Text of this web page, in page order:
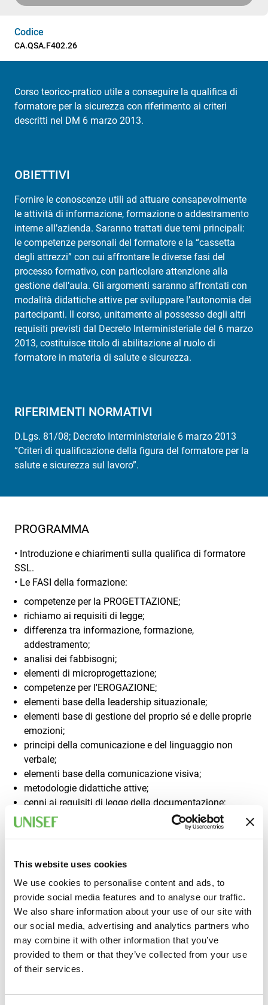
This website uses cookies
We use cookies to personalise content and ads, to
provide social media features and to analyse our traffic.
We also share information about your use of our site with
our social media, advertising and analytics partners who
may combine it with other information that you’ve
provided to them or that they’ve collected from your use
of their services.
Codice
CA.QSA.F402.26
Corso teorico-pratico utile a conseguire la qualifica di
formatore per la sicurezza con riferimento ai criteri
descritti nel DM 6 marzo 2013.
OBIETTIVI
Fornire le conoscenze utili ad attuare consapevolmente
le attività di informazione, formazione o addestramento
interne all’azienda. Saranno trattati due temi principali:
le competenze personali del formatore e la “cassetta
degli attrezzi” con cui affrontare le diverse fasi del
processo formativo, con particolare attenzione alla
gestione dell’aula. Gli argomenti saranno affrontati con
modalità didattiche attive per sviluppare l’autonomia dei
partecipanti. Il corso, unitamente al possesso degli altri
requisiti previsti dal Decreto Interministeriale del 6 marzo
2013, costituisce titolo di abilitazione al ruolo di
formatore in materia di salute e sicurezza.
RIFERIMENTI NORMATIVI
D.Lgs. 81/08; Decreto Interministeriale 6 marzo 2013
“Criteri di qualificazione della figura del formatore per la
salute e sicurezza sul lavoro”.
PROGRAMMA
• Introduzione e chiarimenti sulla qualifica di formatore
SSL.
• Le FASI della formazione:
competenze per la PROGETTAZIONE;
richiamo ai requisiti di legge;
differenza tra informazione, formazione,
addestramento;
analisi dei fabbisogni;
elementi di microprogettazione;
competenze per l'EROGAZIONE;
elementi base della leadership situazionale;
elementi base di gestione del proprio sé e delle proprie
emozioni;
principi della comunicazione e del linguaggio non
verbale;
elementi base della comunicazione visiva;
metodologie didattiche attive;
cenni ai requisiti di legge della documentazione;
competenze per la VALUTAZIONE e il monitoraggio;
modalità per condurre la valutazione di
A CHI È RIVOLTO
Datori di Lavoro, RSPP, ASPP, Dirigenti, Responsabili di
funzione, Preposti ed in generale chiunque si occupi di
formazione all’interno delle organizzazioni. La qualifica
ottenuta, per ciascuna delle tre aree tematiche
individuate da decreto, è soggetta all’obbligo di
è richiesta una buona conoscenza della lingua italiana. Il